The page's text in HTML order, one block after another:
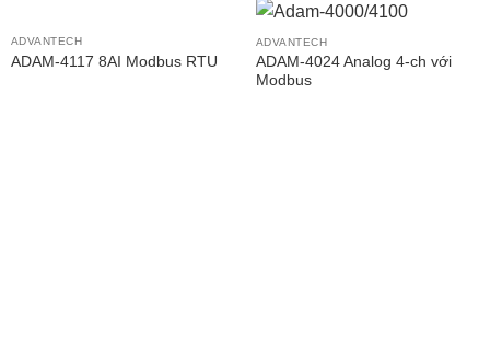
ADVANTECH
ADAM-4117 8AI Modbus RTU
ADVANTECH
ADAM-4024 Analog 4-ch với
Modbus